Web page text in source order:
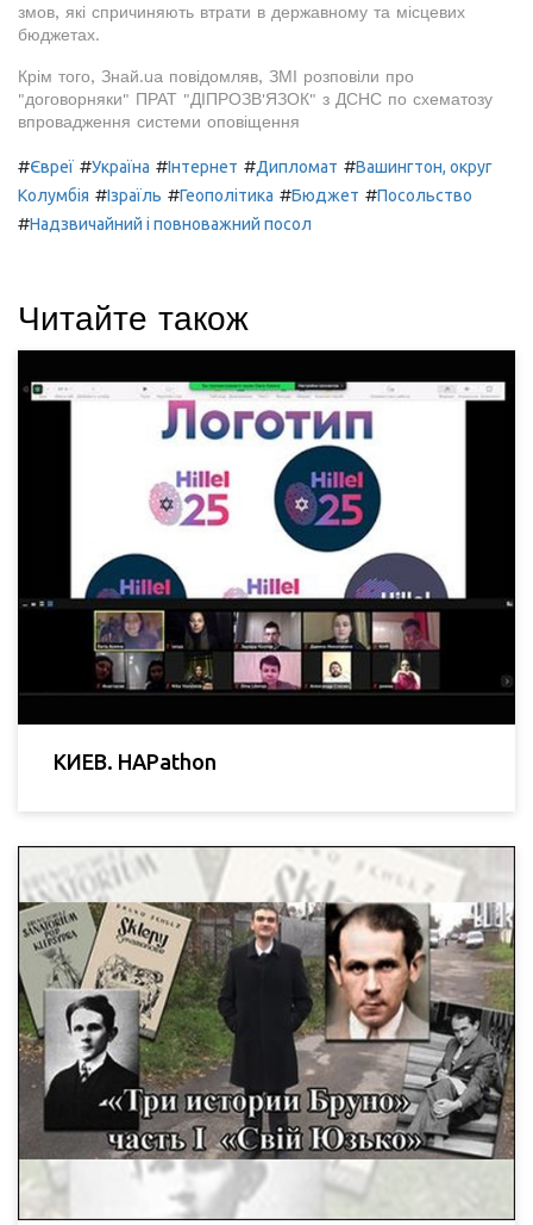
змов, які спричиняють втрати в державному та місцевих
бюджетах.
Крім того, Знай.ua повідомляв, ЗМІ розповіли про
"договорняки" ПРАТ "ДІПРОЗВ'ЯЗОК" з ДСНС по схематозу
впровадження системи оповіщення
#Євреї #Україна #Інтернет #Дипломат #Вашингтон, округ
Колумбія #Ізраїль #Геополітика #Бюджет #Посольство
#Надзвичайний і повноважний посол
Читайте також
КИЕВ. HAPathon